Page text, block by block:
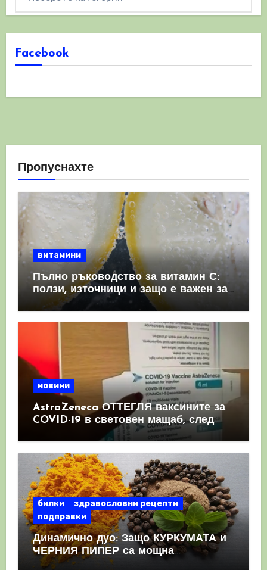
Facebook
Пропуснахте
витамини
Пълно ръководство за витамин С:
ползи, източници и защо е важен за
имунната система
новини
AstraZeneca ОТТЕГЛЯ ваксините за
COVID-19 в световен мащаб, след
като призна, че те причиняват
билки
здравословни рецепти
подправки
Динамично дуо: Защо КУРКУМАТА и
ЧЕРНИЯ ПИПЕР са мощна
комбинация